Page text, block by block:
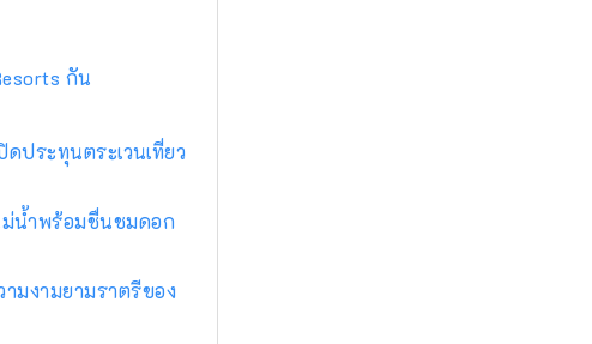
กัน
ประทุนตระเวนเที่ยว
ม่น้ำพร้อมชื่นชมดอก
มงามยามราตรีของ